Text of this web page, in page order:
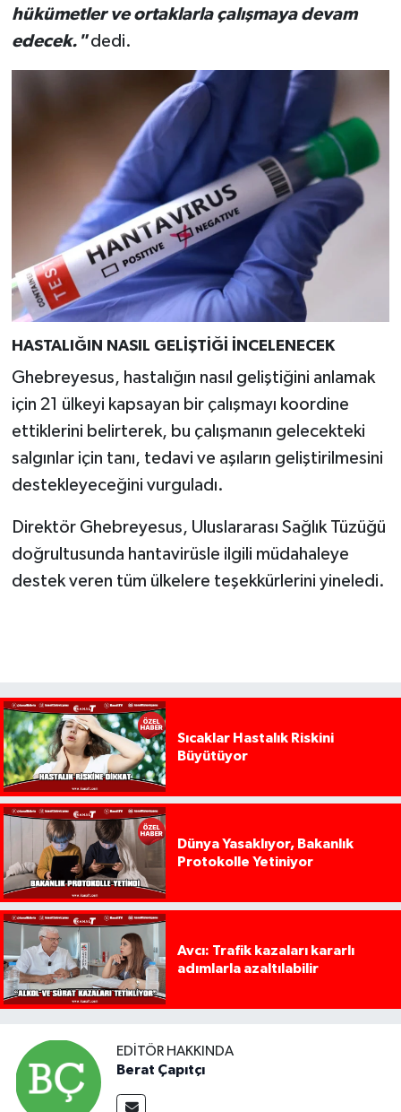
hükümetler ve ortaklarla çalışmaya devam
edecek."dedi.
HASTALIĞIN NASIL GELİŞTİĞİ İNCELENECEK
Ghebreyesus, hastalığın nasıl geliştiğini anlamak
için 21 ülkeyi kapsayan bir çalışmayı koordine
ettiklerini belirterek, bu çalışmanın gelecekteki
salgınlar için tanı, tedavi ve aşıların geliştirilmesini
destekleyeceğini vurguladı.
Direktör Ghebreyesus, Uluslararası Sağlık Tüzüğü
doğrultusunda hantavirüsle ilgili müdahaleye
destek veren tüm ülkelere teşekkürlerini yineledi.
Sıcaklar Hastalık Riskini
Büyütüyor
Dünya Yasaklıyor, Bakanlık
Protokolle Yetiniyor
Avcı: Trafik kazaları kararlı
adımlarla azaltılabilir
EDITÖR HAKKINDA
Berat Çapıtçı